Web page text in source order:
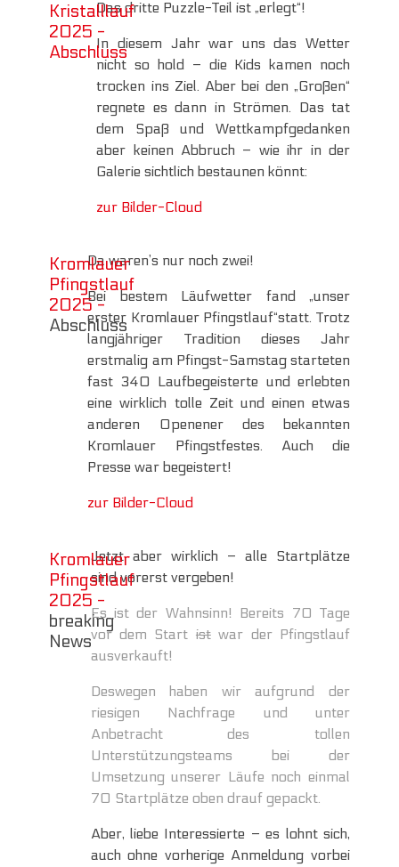
Kristalllauf
2025 -
Abschluss
Das dritte Puzzle-Teil ist „erlegt“!
In diesem Jahr war uns das Wetter
nicht so hold – die Kids kamen noch
trocken ins Ziel. Aber bei den „Großen“
regnete es dann in Strömen. Das tat
dem Spaß und Wettkampfgedanken
aber keinen Abbruch – wie ihr in der
Galerie sichtlich bestaunen könnt:
zur Bilder-Cloud
Kromlauer
Pfingstlauf
2025 -
Abschluss
Da waren’s nur noch zwei!
Bei bestem Läufwetter fand „unser
erster Kromlauer Pfingstlauf“statt. Trotz
langjähriger Tradition dieses Jahr
erstmalig am Pfingst-Samstag starteten
fast 340 Laufbegeisterte und erlebten
eine wirklich tolle Zeit und einen etwas
anderen Openener des bekannten
Kromlauer Pfingstfestes. Auch die
Presse war begeistert!
zur Bilder-Cloud
Kromlauer
Pfingstlauf
2025 -
breaking
News
Jetzt aber wirklich – alle Startplätze
sind vorerst vergeben!
Es ist der Wahnsinn! Bereits 70 Tage
vor dem Start istwar der Pfingstlauf
ausverkauft!
Deswegen haben wir aufgrund der
riesigen Nachfrage und unter
Anbetracht des tollen
Unterstützungsteams bei der
Umsetzung unserer Läufe noch einmal
70 Startplätze oben drauf gepackt.
Aber, liebe Interessierte – es lohnt sich,
auch ohne vorherige Anmeldung vorbei